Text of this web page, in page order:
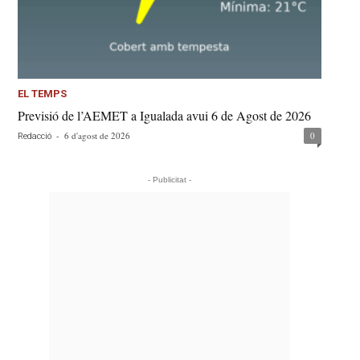
EL TEMPS
Previsió de l’AEMET a Igualada avui 6 de Agost de 2026
Redacció - 6 d'agost de 2026 0
- Publicitat -